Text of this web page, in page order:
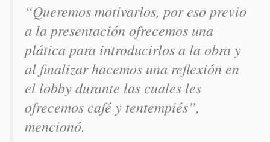
“Queremos motivarlos, por eso previo
a la presentación ofrecemos una
plática para introducirlos a la obra y
al finalizar hacemos una reflexión en
el lobby durante las cuales les
ofrecemos café y tentempiés”,
mencionó.